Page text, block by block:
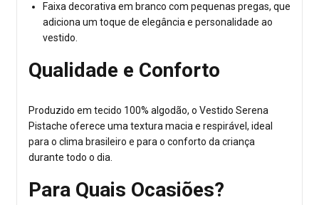
Faixa decorativa em branco com pequenas pregas, que
adiciona um toque de elegância e personalidade ao
vestido.
Qualidade e Conforto
Produzido em tecido 100% algodão, o Vestido Serena
Pistache oferece uma textura macia e respirável, ideal
para o clima brasileiro e para o conforto da criança
durante todo o dia.
Para Quais Ocasiões?